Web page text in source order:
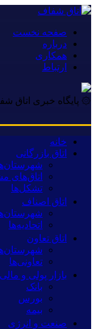
صفحه نخست
درباره
همکاری
ارتباط
۞ پایگاه خبری اتاق
خانه
اتاق بازرگانی
اتاق‌های
تشکل‌ها
اتاق اصناف
اتحادیه‌ها
اتاق تعاون
تعاونی‌ها
بازار پولی و مالی
بانک
بورس
بیمه
صنعت و انرژی